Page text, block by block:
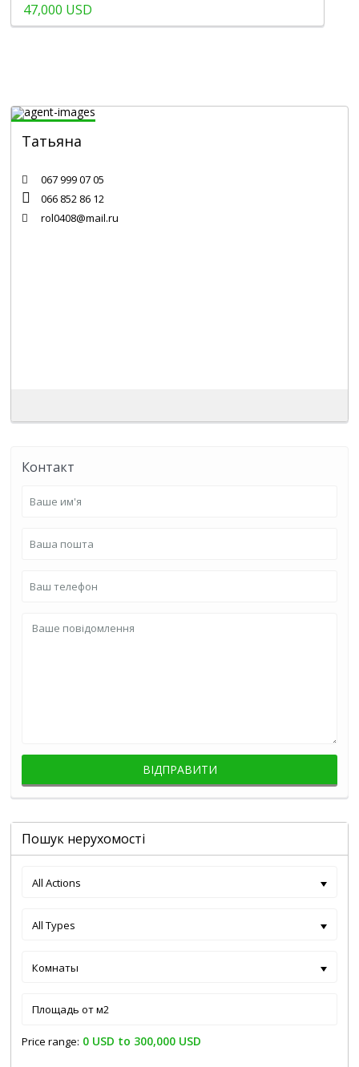
47,000 USD
Татьяна
067 999 07 05
066 852 86 12
rol0408@mail.ru
Контакт
Пошук нерухомості
All Actions
All Types
Комнаты
Price range: 0 USD to 300,000 USD